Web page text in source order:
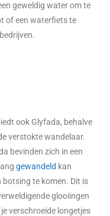
geweldig water om te
of een waterfiets te
ook Glyfada, behalve
verstokte wandelaar.
bevinden zich in een
gewandeld kan
te komen. Dit is
glooiingen
verschroeide longetjes